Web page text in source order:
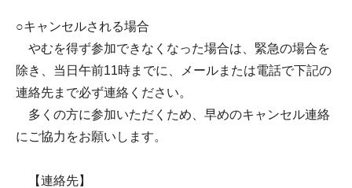
○キャンセルされる場合
やむを得ず参加できなくなった場合は、緊急の場合を
除き、当日午前11時までに、メールまたは電話で下記の
連絡先まで必ず連絡ください。
多くの方に参加いただくため、早めのキャンセル連絡
にご協力をお願いします。
【連絡先】